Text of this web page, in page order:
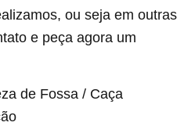
ou seja em outras
e peça agora um
de Fossa / Caça